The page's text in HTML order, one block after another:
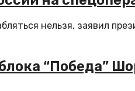
нельзя, заявил
“Победа”